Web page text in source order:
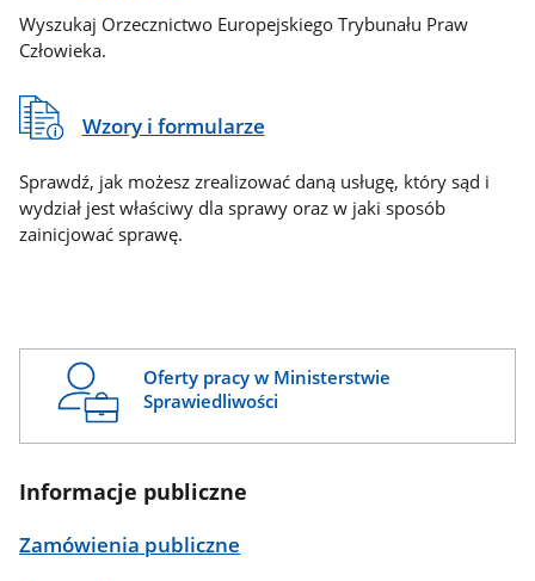
Wyszukaj Orzecznictwo Europejskiego Trybunału Praw
Człowieka.
Wzory i formularze
Sprawdź, jak możesz zrealizować daną usługę, który sąd i
wydział jest właściwy dla sprawy oraz w jaki sposób
zainicjować sprawę.
Oferty pracy w Ministerstwie
Sprawiedliwości
Informacje publiczne
Zamówienia publiczne